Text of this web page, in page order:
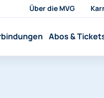
Über die MVG
Abos &